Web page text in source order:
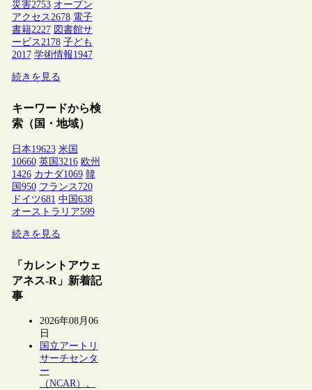
災害2753 オープン
アクセス2678 電子
書籍2227 図書館サ
ービス2178 子ども
2017 学術情報1947
続きを見る
キーワードから検
索（国・地域）
日本19623 米国
10660 英国3216 欧州
1426 カナダ1069 韓
国950 フランス 720
ドイツ681 中国638
オーストラリア599
続きを見る
「カレントアウェ
アネス-R」新着記
事
2026年08月06
日
国立アートリ
サーチセンタ
ー
（NCAR）、